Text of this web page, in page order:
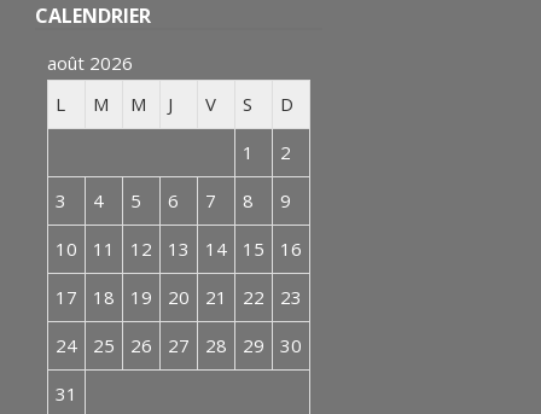
CALENDRIER
août 2026
L
M M J V S
D
1
2
3
4 5 6 7 8
9
10
11 12 13 14 15
16
17
18 19 20 21 22
23
24
25 26 27 28 29
30
31